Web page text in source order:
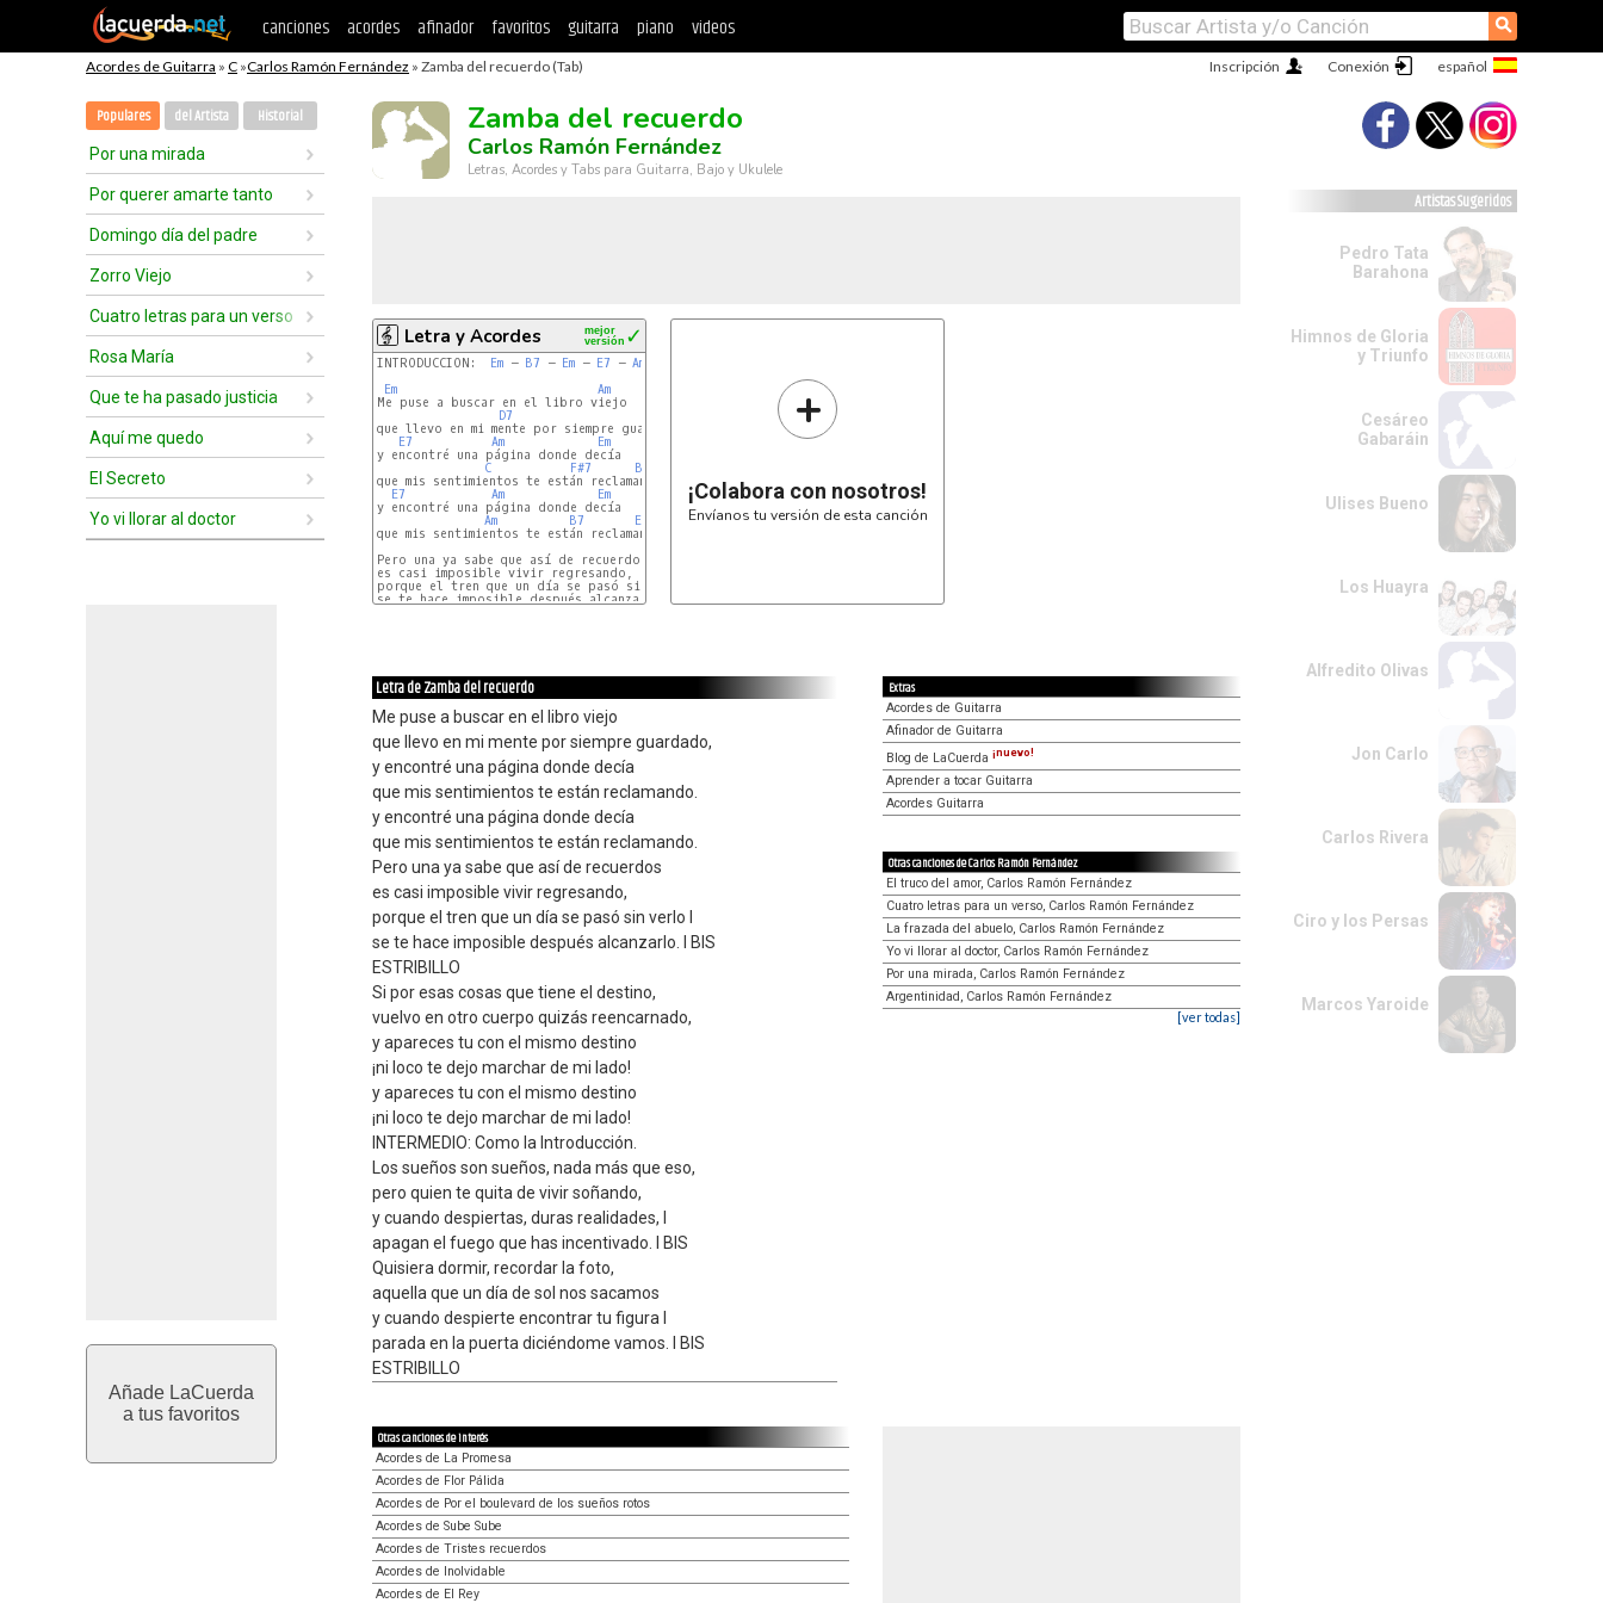
canciones acordes afinador favoritos guitarra piano videos ⚲
Acordes de Guitarra » C »Carlos Ramón Fernández » Zamba del recuerdo (Tab) Conexión
Inscripción
Populares del Artista Historial
Por una mirada
Por querer amarte tanto
Domingo día del padre
Zorro Viejo
Cuatro letras para un verso
Rosa María
Que te ha pasado justicia
Aquí me quedo
El Secreto
Yo vi llorar al doctor
Añade LaCuerda
a tus favoritos
Zamba del recuerdo
Carlos Ramón Fernández
Letras, Acordes y Tabs para Guitarra, Bajo y Ukulele
Letra y Acordes ✓
mejor
versión
INTRODUCCIÓN: Em – B7 – Em – E7 – Am
Em
Am
Me puse a buscar en el libro viejo
D7
que llevo en mi mente por siempre guardado,
E7
Am
Em
y encontré una página donde decía
C
F#7
B7
que mis sentimientos te están reclamando.
E7
Am
Em
y encontré una página donde decía
Am
B7
Em
que mis sentimientos te están reclamando.
Pero una ya sabe que así de recuerdos
es casi imposible vivir regresando,
porque el tren que un día se pasó sin verlo   I
se te hace imposible después alcanzarlo.      I BIS
+
¡Colabora con nosotros!
Envíanos tu versión de esta canción
Letra de Zamba del recuerdo
Me puse a buscar en el libro viejo
que llevo en mi mente por siempre guardado,
y encontré una página donde decía
que mis sentimientos te están reclamando.
y encontré una página donde decía
que mis sentimientos te están reclamando.
Pero una ya sabe que así de recuerdos
es casi imposible vivir regresando,
porque el tren que un día se pasó sin verlo I
se te hace imposible después alcanzarlo. I BIS
ESTRIBILLO
Si por esas cosas que tiene el destino,
vuelvo en otro cuerpo quizás reencarnado,
y apareces tu con el mismo destino
¡ni loco te dejo marchar de mi lado!
y apareces tu con el mismo destino
¡ni loco te dejo marchar de mi lado!
INTERMEDIO: Como la Introducción.
Los sueños son sueños, nada más que eso,
pero quien te quita de vivir soñando,
y cuando despiertas, duras realidades, I
apagan el fuego que has incentivado. I BIS
Quisiera dormir, recordar la foto,
aquella que un día de sol nos sacamos
y cuando despierte encontrar tu figura I
parada en la puerta diciéndome vamos. I BIS
ESTRIBILLO
Extras
Acordes de Guitarra
Afinador de Guitarra
Blog de LaCuerda ¡nuevo!
Aprender a tocar Guitarra
Acordes Guitarra
Otras canciones de Carlos Ramón Fernández
El truco del amor, Carlos Ramón Fernández
Cuatro letras para un verso, Carlos Ramón Fernández
La frazada del abuelo, Carlos Ramón Fernández
Yo vi llorar al doctor, Carlos Ramón Fernández
Por una mirada, Carlos Ramón Fernández
Argentinidad, Carlos Ramón Fernández
[ver todas]
Otras canciones de interés
Acordes de La Promesa
Acordes de Flor Pálida
Acordes de Por el boulevard de los sueños rotos
Acordes de Sube Sube
Acordes de Tristes recuerdos
Acordes de Inolvidable
Acordes de El Rey
Artistas Sugeridos
Pedro Tata
Barahona
Himnos de Gloria
y Triunfo
Cesáreo
Gabaráin
Ulises Bueno
Los Huayra
Alfredito Olivas
Jon Carlo
Carlos Rivera
Ciro y los Persas
Marcos Yaroide